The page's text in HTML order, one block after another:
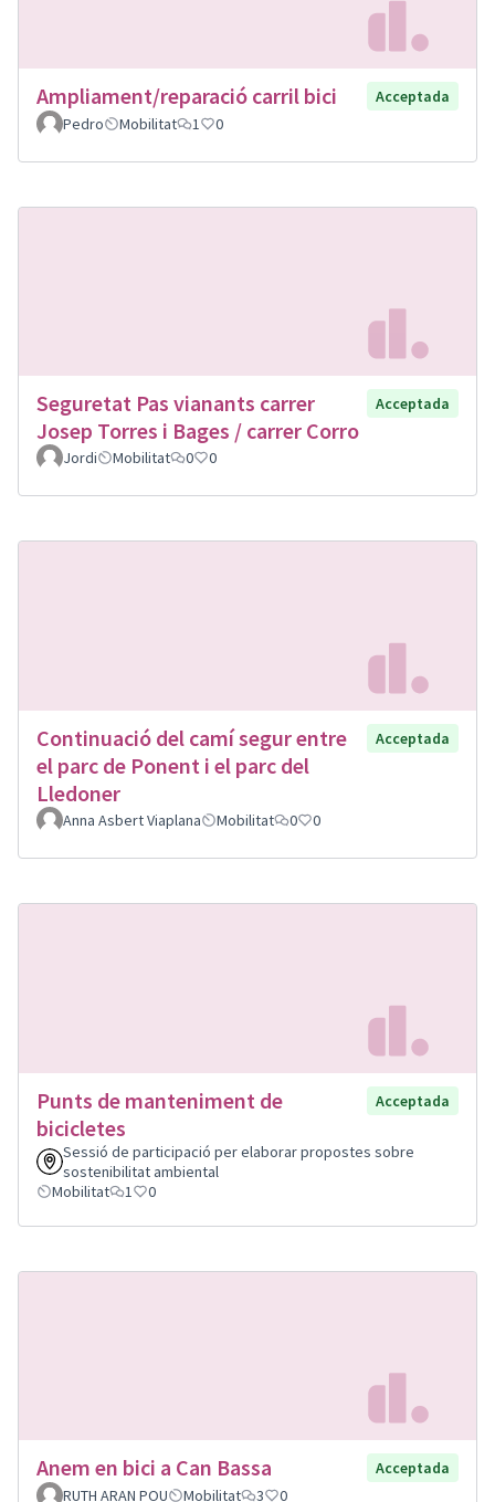
Ampliament/reparació carril bici
Acceptada
Pedro
Mobilitat 1 0
Seguretat Pas vianants carrer
Josep Torres i Bages / carrer Corro
Acceptada
Jordi Mobilitat 0 0
Continuació del camí segur entre
el parc de Ponent i el parc del
Lledoner
Acceptada
Anna Asbert Viaplana Mobilitat 0 0
Punts de manteniment de
bicicletes
Acceptada
Sessió de participació per elaborar propostes sobre
sostenibilitat ambiental
Mobilitat
1 0
Anem en bici a Can Bassa
Acceptada
RUTH ARAN POU
Mobilitat 3 0